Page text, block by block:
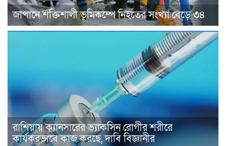
জাপানে শক্তিশালী ভূমিকম্পে নিহতের সংখ্যা বেড়ে ৩৪
রাশিয়ায় ক্যানসারের ভ্যাকসিন রোগীর শরীরে
কার্যকরভাবে কাজ করছে, দাবি বিজ্ঞানীর